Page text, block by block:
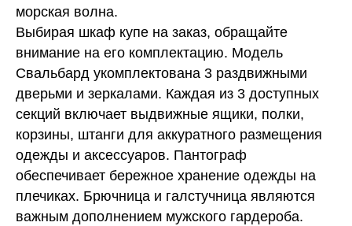
морская волна.
Выбирая шкаф купе на заказ, обращайте
внимание на его комплектацию. Модель
Свальбард укомплектована 3 раздвижными
дверьми и зеркалами. Каждая из 3 доступных
секций включает выдвижные ящики, полки,
корзины, штанги для аккуратного размещения
одежды и аксессуаров. Пантограф
обеспечивает бережное хранение одежды на
плечиках. Брючница и галстучница являются
важным дополнением мужского гардероба.